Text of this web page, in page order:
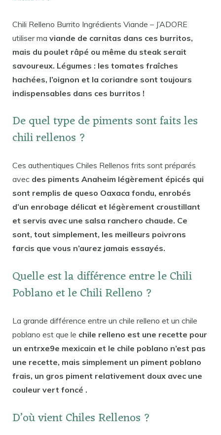
Chili Relleno Burrito Ingrédients Viande – J’ADORE
utiliser ma viande de carnitas dans ces burritos,
mais du poulet râpé ou même du steak serait
savoureux. Légumes : les tomates fraîches
hachées, l’oignon et la coriandre sont toujours
indispensables dans ces burritos !
De quel type de piments sont faits les
chili rellenos ?
Ces authentiques Chiles Rellenos frits sont préparés
avec des piments Anaheim légèrement épicés qui
sont remplis de queso Oaxaca fondu, enrobés
d’un enrobage délicat et légèrement croustillant
et servis avec une salsa ranchero chaude. Ce
sont, tout simplement, les meilleurs poivrons
farcis que vous n’aurez jamais essayés.
Quelle est la différence entre le Chili
Poblano et le Chili Relleno ?
La grande différence entre un chile relleno et un chile
poblano est que le chile relleno est une recette pour
un entrxe9e mexicain et le chile poblano n’est pas
une recette, mais simplement un piment poblano
frais, un gros piment relativement doux avec une
couleur vert foncé .
D’où vient Chiles Rellenos ?